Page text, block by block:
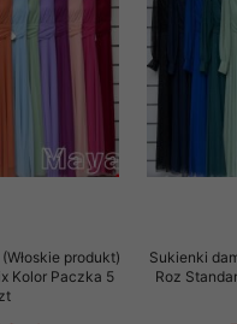
produkt)
Kolor Paczka 5
Sukienki
Roz
jedynie wówczas,
jeżeli potwierdzi
o aktualnych
naszego Sklepu.
do ochrony Państwa